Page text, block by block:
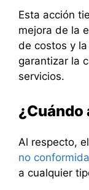
Esta acción
mejora de la
de costos y
garantizar la
servicios.
Al respecto,
no
a cualquier